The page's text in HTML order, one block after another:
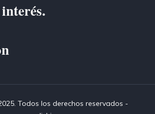
Todos los derechos reservados -